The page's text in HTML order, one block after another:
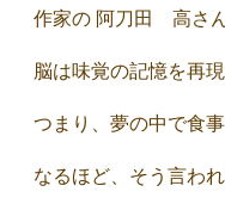
作家の 阿刀田 高さ
脳は味覚の記憶を再
つまり、夢の中で食
なるほど、そう言わ